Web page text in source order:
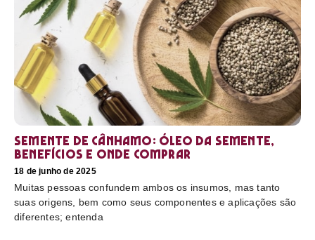
Semente de cânhamo: óleo da semente,
benefícios e onde comprar
18 de junho de 2025
Muitas pessoas confundem ambos os insumos, mas tanto
suas origens, bem como seus componentes e aplicações são
diferentes; entenda